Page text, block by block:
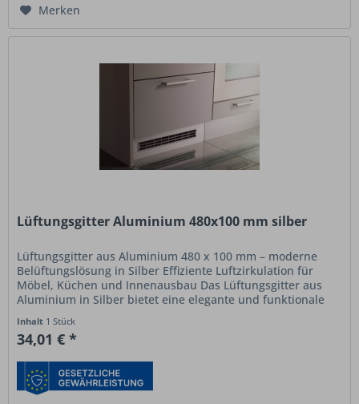
Merken
Lüftungsgitter Aluminium 480x100 mm silber
Lüftungsgitter aus Aluminium 480 x 100 mm – moderne
Belüftungslösung in Silber Effiziente Luftzirkulation für
Möbel, Küchen und Innenausbau Das Lüftungsgitter aus
Aluminium in Silber bietet eine elegante und funktionale
Inhalt 1 Stück
34,01 € *